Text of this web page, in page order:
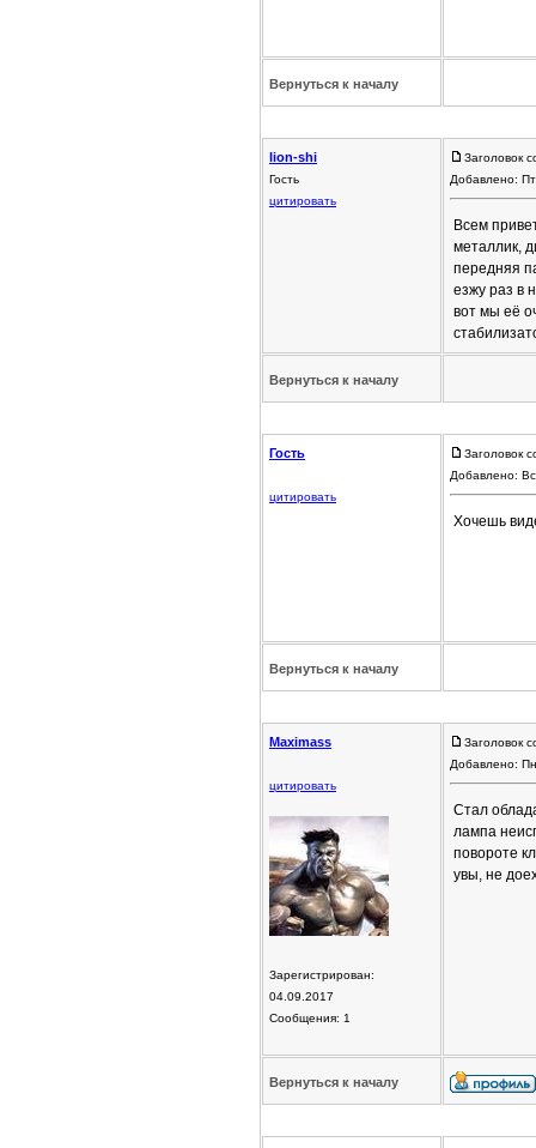
Вернуться к началу
lion-shi
Гость
цитировать
Заголовок
Добавлено:
Всем
металлик,
передняя
езжу раз в
вот мы её
Вернуться к началу
Гость
цитировать
Заголовок
Добавлено:
Хочешь
Вернуться к началу
Maximass
цитировать
Зарегистрирован:
04.09.2017
Сообщения: 1
Заголовок
Добавлено:
Стал
лампа
повороте
увы, не
Вернуться к началу